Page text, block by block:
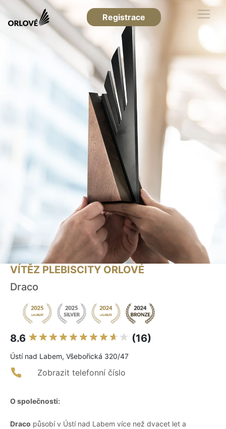
Registrace
VÍTĚZ PLEBISCITY ORLOVÉ
Draco
8.6 (16)
Ústí nad Labem, Všebořická 320/47
Zobrazit telefonní číslo
O společnosti:
Draco působí v Ústí nad Labem více než dvacet let a